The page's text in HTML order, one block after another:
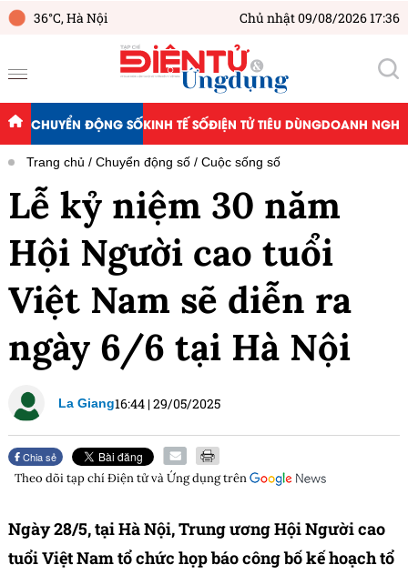
36°C,Hà Nội Chủ nhật 09/08/2026 17:36
CHUYỂN ĐỘNG SỐKINH TẾ SỐĐIỆN TỬ TIÊU DÙNGDOANH
Trang chủ Chuyển động số Cuộc sống số
Lễ kỷ niệm 30 năm
Hội Người cao tuổi
Việt Nam sẽ diễn ra
ngày 6/6 tại Hà Nội
La Giang16:44 |29/05/2025
Chia sẻ
Theo dõi tạp chíĐiện tử và Ứng dụngtrên
Ngày 28/5, tại Hà Nội, Trung ương Hội Người cao
tuổi Việt Nam tổ chức họp báo công bố kế hoạch tổ